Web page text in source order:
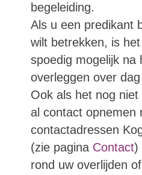
begeleiding.
Als u een predikant
wilt betrekken, is
spoedig mogelijk na
overleggen over
Ook als het nog
al contact opnemen
contactadressen
(zie pagina Contact)
rond uw overlijden